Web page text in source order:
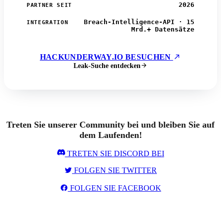
PARTNER SEIT 2026
INTEGRATION
Breach-Intelligence-API · 15
Mrd.+ Datensätze
HACKUNDERWAY.IO BESUCHEN
Leak-Suche entdecken
Treten Sie unserer Community bei und bleiben Sie auf
dem Laufenden!
TRETEN SIE DISCORD BEI
FOLGEN SIE TWITTER
FOLGEN SIE FACEBOOK